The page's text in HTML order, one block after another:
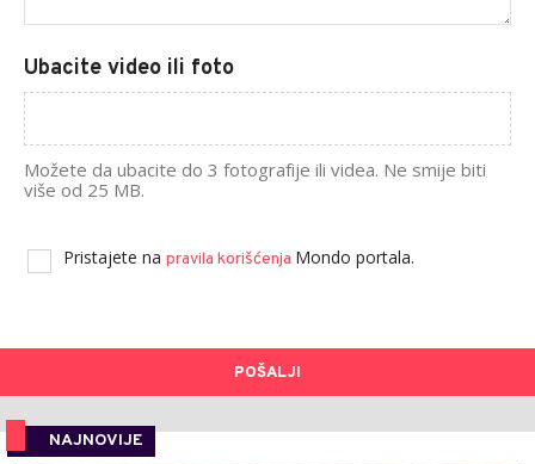
Ubacite video ili foto
Možete da ubacite do 3 fotografije ili videa. Ne smije biti
više od 25 MB.
Pristajete na pravila korišćenja Mondo portala.
POŠALJI
NAJNOVIJE